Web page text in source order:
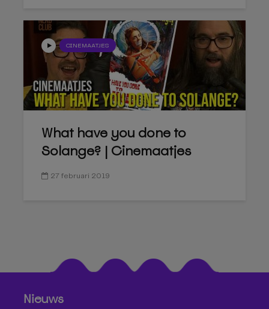
CINEMAATJES
What have you done to
Solange? | Cinemaatjes
27 februari 2019
Nieuws